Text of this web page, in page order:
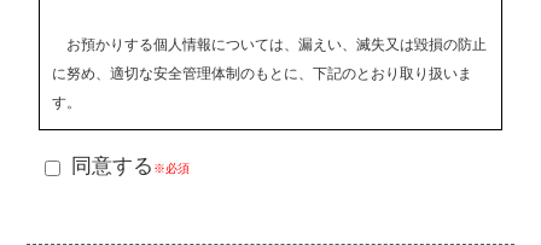
お預かりする個人情報については、漏えい、滅失又は毀損の防止
に努め、適切な安全管理体制のもとに、下記のとおり取り扱いま
す。
１．利用目的
同意する ※必須